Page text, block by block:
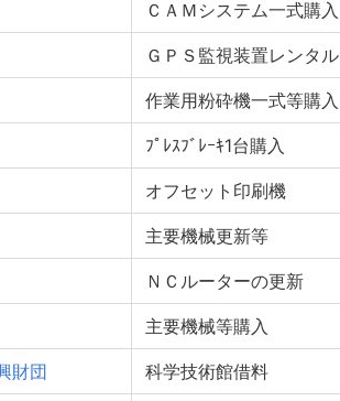
ＣＡＭシステム一式購入
ＧＰＳ監視装置レンタル
作業用粉砕機一式等購入
ﾌﾟﾚｽﾌﾞﾚｰｷ1台購入
オフセット印刷機
主要機械更新等
ＮＣルーターの更新
主要機械等購入
財団 科学技術館借料